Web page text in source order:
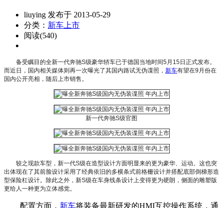
liuying 发布于 2013-05-29
分类： 新车上市
阅读(540)
备受瞩目的全新一代奔驰S级豪华轿车已于德国当地时间5月15日正式发布。
而近日，国内相关媒体则再一次曝光了其国内路试无伪谍照， 新车有望在9月份在
国内公开亮相，随后上市销售。
新一代奔驰S级官图
较之现款车型，新一代S级在造型设计方面明显来的更为豪华、运动。这也突
出体现在了其前脸设计采用了经典依旧的多横条式前格栅设计并搭配底部倒梯形造
型保险杠设计。除此之外，新S级在车身线条设计上变得更为硬朗，侧面的雕塑版
更给人一种更为立体感觉。
配置方面， 新车将装备最新研发的HMI互控操作系统，通